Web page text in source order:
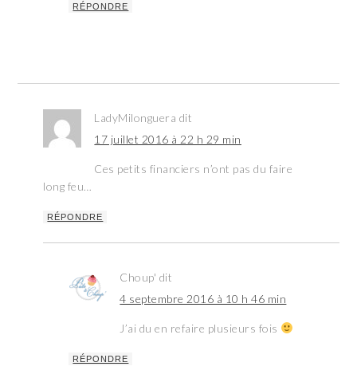
RÉPONDRE
LadyMilonguera dit
17 juillet 2016 à 22 h 29 min
Ces petits financiers n’ont pas du faire
long feu…
RÉPONDRE
Choup' dit
4 septembre 2016 à 10 h 46 min
J’ai du en refaire plusieurs fois
RÉPONDRE